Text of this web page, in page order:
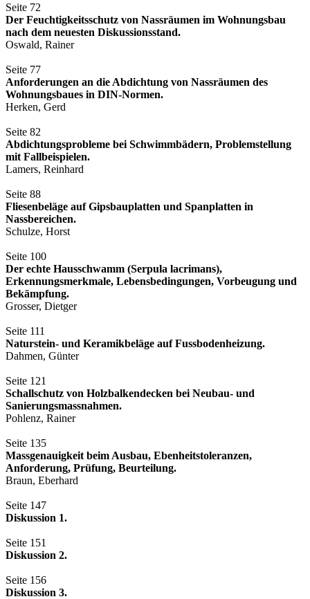
Seite 72
Der Feuchtigkeitsschutz von Nassräumen im Wohnungsbau
nach dem neuesten Diskussionsstand.
Oswald, Rainer
Seite 77
Anforderungen an die Abdichtung von Nassräumen des
Wohnungsbaues in DIN-Normen.
Herken, Gerd
Seite 82
Abdichtungsprobleme bei Schwimmbädern, Problemstellung
mit Fallbeispielen.
Lamers, Reinhard
Seite 88
Fliesenbeläge auf Gipsbauplatten und Spanplatten in
Nassbereichen.
Schulze, Horst
Seite 100
Der echte Hausschwamm (Serpula lacrimans),
Erkennungsmerkmale, Lebensbedingungen, Vorbeugung und
Bekämpfung.
Grosser, Dietger
Seite 111
Naturstein- und Keramikbeläge auf Fussbodenheizung.
Dahmen, Günter
Seite 121
Schallschutz von Holzbalkendecken bei Neubau- und
Sanierungsmassnahmen.
Pohlenz, Rainer
Seite 135
Massgenauigkeit beim Ausbau, Ebenheitstoleranzen,
Anforderung, Prüfung, Beurteilung.
Braun, Eberhard
Seite 147
Diskussion 1.
Seite 151
Diskussion 2.
Seite 156
Diskussion 3.